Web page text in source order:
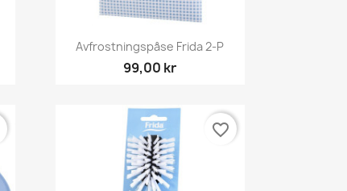
Snabbvy
Avfrostningspåse Frida 2-P
99,00 kr
favorite_border